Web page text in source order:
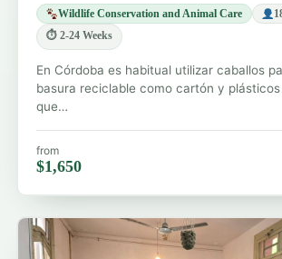
Wildlife Conservation and Animal Care
⏱ 2-24 Weeks
En Córdoba es habitual utilizar caballos
basura reciclable como cartón y
que…
from
$1,650